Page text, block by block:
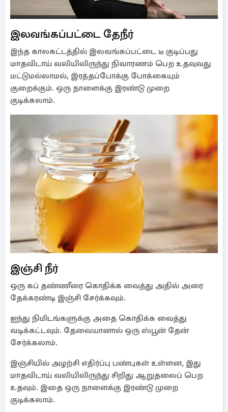
இலவங்கப்பட்டை தேநீர்
இந்த காலகட்டத்தில் இலவங்கப்பட்டை டீ குடிப்பது
மாதவிடாய் வலியிலிருந்து நிவாரணம் பெற உதவுவது
மட்டுமல்லாமல், இரத்தப்போக்கு போக்கையும்
குறைக்கும். ஒரு நாளைக்கு இரண்டு முறை
குடிக்கலாம்.
இஞ்சி நீர்
ஒரு கப் தண்ணீரை கொதிக்க வைத்து அதில் அரை
தேக்கரண்டி இஞ்சி சேர்க்கவும்.
ஐந்து நிமிடங்களுக்கு அதை கொதிக்க வைத்து
வடிக்கட்டவும். தேவையானால் ஒரு ஸ்பூன் தேன்
சேர்க்கலாம்.
இஞ்சியில் அழற்சி எதிர்ப்பு பண்புகள் உள்ளன, இது
மாதவிடாய் வலியிலிருந்து சிறிது ஆறுதலைப் பெற
உதவும். இதை ஒரு நாளைக்கு இரண்டு முறை
குடிக்கலாம்.